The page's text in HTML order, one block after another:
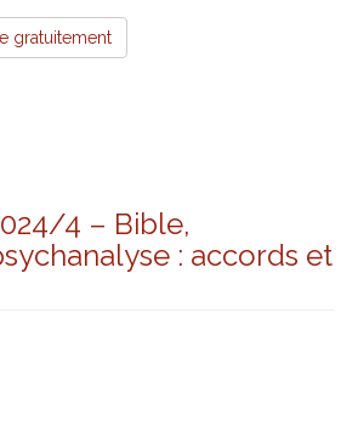
gratuitement
4 – Bible,
: accords et